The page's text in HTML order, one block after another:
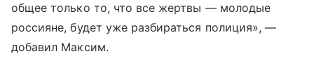
общее только то, что все жертвы — молодые
россияне, будет уже разбираться полиция», —
добавил Максим.